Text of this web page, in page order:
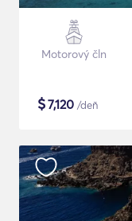
Motorový čln
$7,120 /deň